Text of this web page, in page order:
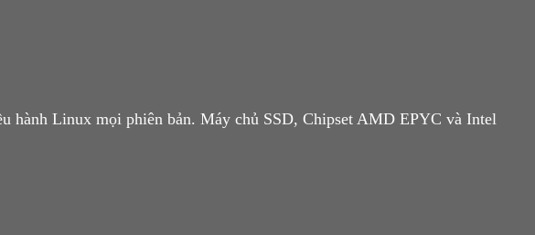
hành Linux mọi phiên bản. Máy chủ SSD, Chipset AMD EPYC và Intel